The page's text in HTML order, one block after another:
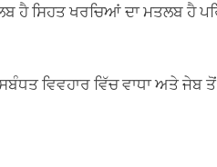
ਹੈ ਸਿਹਤ ਖਰਚਿਆਂ ਦਾ ਮਤਲਬ ਹੈ
ਵਿਵਹਾਰ ਵਿੱਚ ਵਾਧਾ ਅਤੇ